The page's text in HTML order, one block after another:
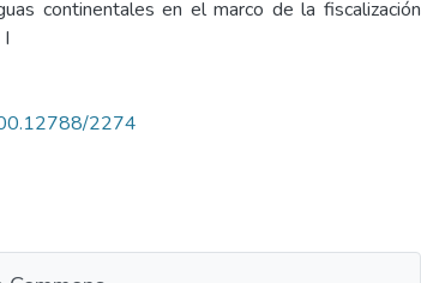
continentales en el marco de la fiscalización
2274